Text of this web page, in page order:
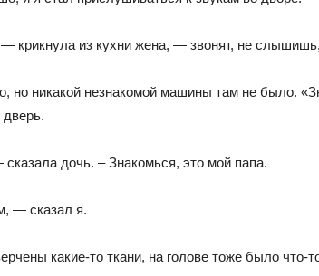
крикнула из кухни жена, — звонят, не
но никакой незнакомой машины там не было.
дочь. – Знакомься, это мой папа.
— сказал я.
какие-то ткани, на голове тоже было что-